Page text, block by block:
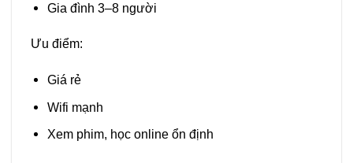
Gia đình 3–8 người
Ưu điểm:
Giá rẻ
Wifi mạnh
Xem phim, học online ổn định